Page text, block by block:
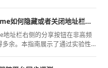
google Chrome如何隐藏或者关闭地址栏右侧的分享按钮图标
址栏右侧的分享按钮在非高频
余。本指南展示了通过实验性